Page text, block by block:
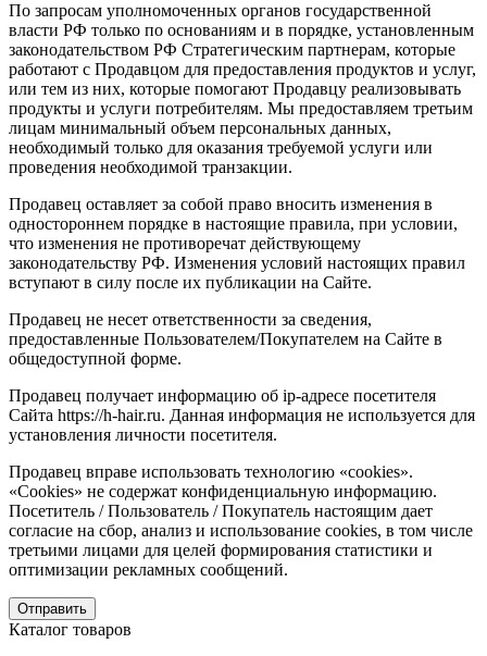
По запросам уполномоченных органов государственной
власти РФ только по основаниям и в порядке, установленным
законодательством РФ Стратегическим партнерам, которые
работают с Продавцом для предоставления продуктов и услуг,
или тем из них, которые помогают Продавцу реализовывать
продукты и услуги потребителям. Мы предоставляем третьим
лицам минимальный объем персональных данных,
необходимый только для оказания требуемой услуги или
проведения необходимой транзакции.
Продавец оставляет за собой право вносить изменения в
одностороннем порядке в настоящие правила, при условии,
что изменения не противоречат действующему
законодательству РФ. Изменения условий настоящих правил
вступают в силу после их публикации на Сайте.
Продавец не несет ответственности за сведения,
предоставленные Пользователем/Покупателем на Сайте в
общедоступной форме.
Продавец получает информацию об ip-адресе посетителя
Сайта https://h-hair.ru. Данная информация не используется для
установления личности посетителя.
Продавец вправе использовать технологию «cookies».
«Cookies» не содержат конфиденциальную информацию.
Посетитель / Пользователь / Покупатель настоящим дает
согласие на сбор, анализ и использование cookies, в том числе
третьими лицами для целей формирования статистики и
оптимизации рекламных сообщений.
Отправить
Каталог товаров